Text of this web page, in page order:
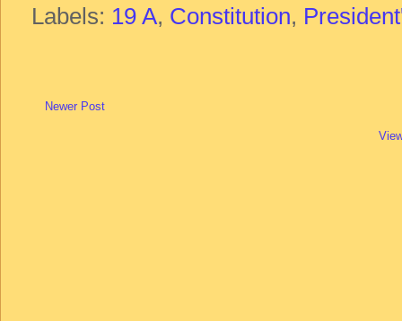
Labels: 19 A, Constitution,
Newer Post